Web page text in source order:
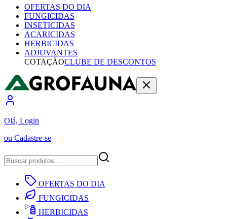
OFERTAS DO DIA
FUNGICIDAS
INSETICIDAS
ACARICIDAS
HERBICIDAS
ADJUVANTES
COTAÇÃOCLUBE DE DESCONTOS
Olá, Login
ou Cadastre-se
OFERTAS DO DIA
FUNGICIDAS
HERBICIDAS